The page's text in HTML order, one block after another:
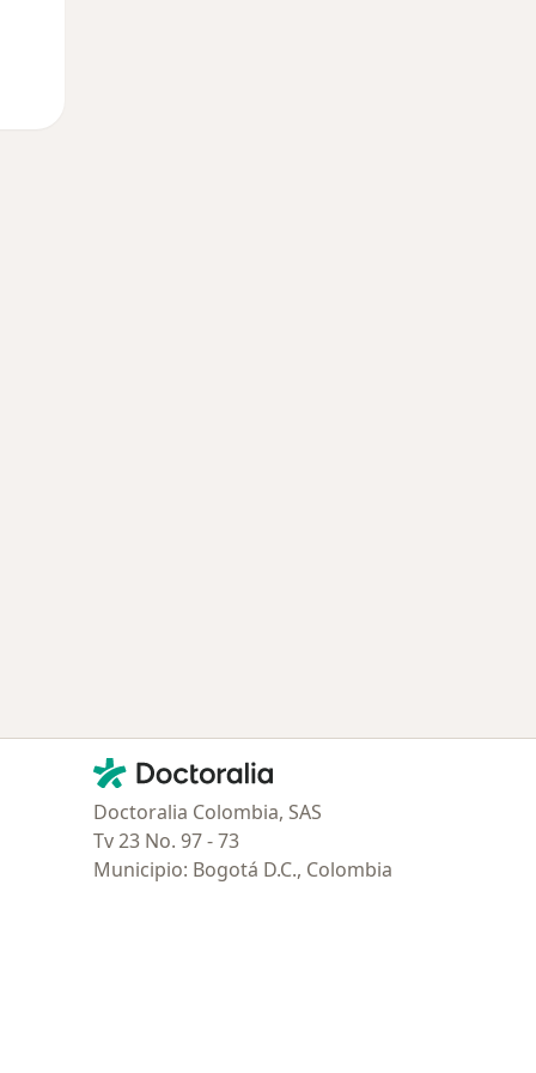
Contacto
Doctoralia - Página de inicio
Doctoralia Colombia, SAS
Tv 23 No. 97 - 73
Municipio: Bogotá D.C., Colombia